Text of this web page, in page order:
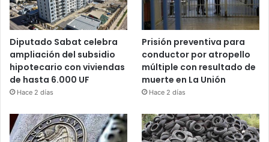
Diputado Sabat celebra
ampliación del subsidio
hipotecario con viviendas
de hasta 6.000 UF
Hace 2 días
Prisión preventiva para
conductor por atropello
múltiple con resultado de
muerte en La Unión
Hace 2 días